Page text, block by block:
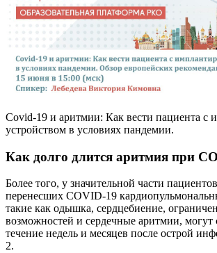
Covid-19 и аритмии: Как вести пациента с
устройством в условиях пандемии.
Как долго длится аритмия при
Более того, у значительной части
перенесших COVID-19
такие как одышка, сердцебиение,
возможностей и сердечные аритмии, могут
течение недель и месяцев после острой
2.